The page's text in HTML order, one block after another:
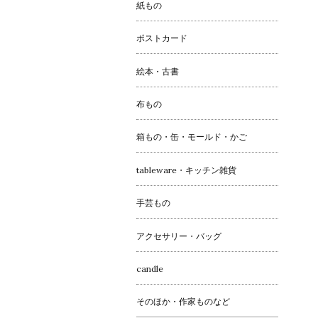
紙もの
ポストカード
絵本・古書
布もの
箱もの・缶・モールド・かご
tableware・キッチン雑貨
手芸もの
アクセサリー・バッグ
candle
そのほか・作家ものなど